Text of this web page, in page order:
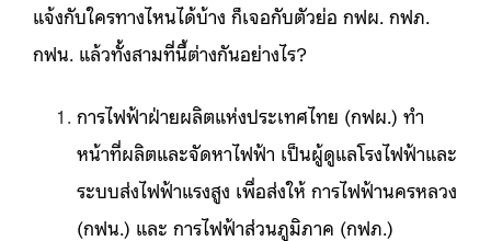
แจ้งกับใครทางไหนได้บ้าง ก็เจอกับตัวย่อ กฟผ. กฟภ.
กฟน. แล้วทั้งสามที่นี้ต่างกันอย่างไร?
การไฟฟ้าฝ่ายผลิตแห่งประเทศไทย (กฟผ.) ทำ
หน้าที่ผลิตและจัดหาไฟฟ้า เป็นผู้ดูแลโรงไฟฟ้าและ
ระบบส่งไฟฟ้าแรงสูง เพื่อส่งให้ การไฟฟ้านครหลวง
(กฟน.) และ การไฟฟ้าส่วนภูมิภาค (กฟภ.)